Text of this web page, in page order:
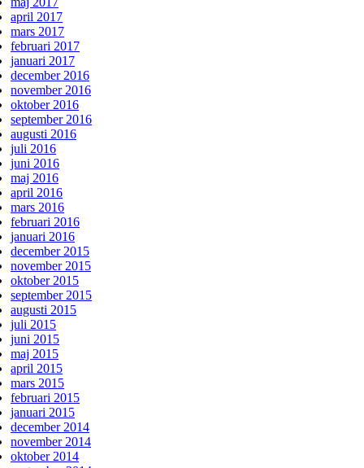
april 2017
mars 2017
februari 2017
januari 2017
december 2016
november 2016
oktober 2016
september 2016
augusti 2016
juli 2016
juni 2016
maj 2016
april 2016
mars 2016
februari 2016
januari 2016
december 2015
november 2015
oktober 2015
september 2015
augusti 2015
juli 2015
juni 2015
maj 2015
april 2015
mars 2015
februari 2015
januari 2015
december 2014
november 2014
oktober 2014